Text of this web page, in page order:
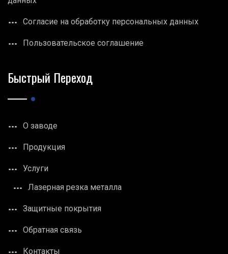
Согласие на обработку персональных данных
Пользовательское соглашение
Быстрый Переход
О заводе
Продукция
Услуги
Лазерная резка металла
Защитные покрытия
Обратная связь
Контакты